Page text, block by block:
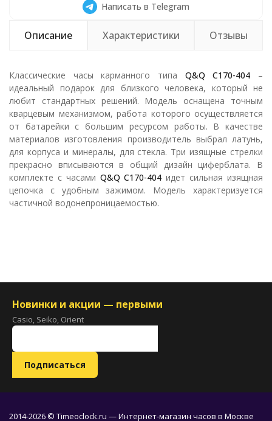
Написать в Telegram
Описание Характеристики Отзывы
Классические часы карманного типа Q&Q C170-404 –
идеальный подарок для близкого человека, который не
любит стандартных решений. Модель оснащена точным
кварцевым механизмом, работа которого осуществляется
от батарейки с большим ресурсом работы. В качестве
материалов изготовления производитель выбрал латунь,
для корпуса и минералы, для стекла. Три изящные стрелки
прекрасно вписываются в общий дизайн циферблата. В
комплекте с часами Q&Q C170-404 идет сильная изящная
цепочка с удобным зажимом. Модель характеризуется
частичной водонепроницаемостью.
Новинки и акции — первыми
Casio, Seiko, Orient
2014-2026 © Timeoclock.ru — Интернет-магазин часов в Москве